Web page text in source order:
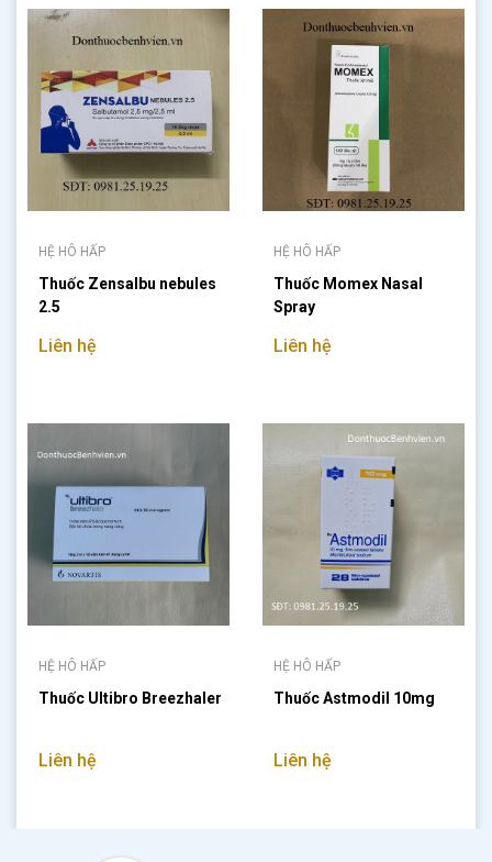
HỆ HÔ HẤP
Thuốc Zensalbu nebules
2.5
Liên hệ
HỆ HÔ HẤP
Thuốc Momex Nasal
Spray
Liên hệ
HỆ HÔ HẤP
Thuốc Ultibro Breezhaler
Liên hệ
HỆ HÔ HẤP
Thuốc Astmodil 10mg
Liên hệ